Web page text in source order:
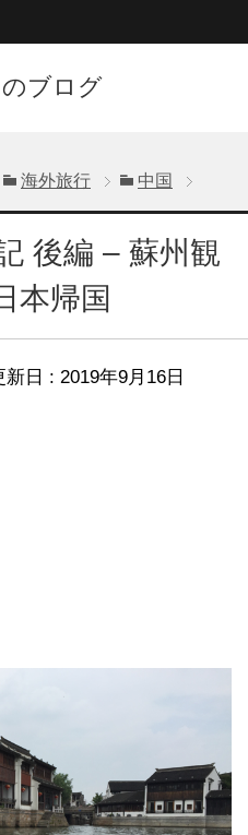
ブログ
海外旅行 中国
後編 – 蘇州観
本帰国
新日 : 2019年9月16日